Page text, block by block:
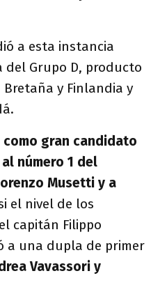
a esta instancia
del Grupo D, producto
y Finlandia y
gran candidato
número 1 del
Musetti y a
el nivel de los
capitán Filippo
a una dupla de primer
Vavassori y